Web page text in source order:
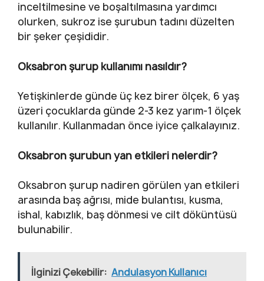
inceltilmesine ve boşaltılmasına yardımcı
olurken, sukroz ise şurubun tadını düzelten
bir şeker çeşididir.
Oksabron şurup kullanımı nasıldır?
Yetişkinlerde günde üç kez birer ölçek, 6 yaş
üzeri çocuklarda günde 2-3 kez yarım-1 ölçek
kullanılır. Kullanmadan önce iyice çalkalayınız.
Oksabron şurubun yan etkileri nelerdir?
Oksabron şurup nadiren görülen yan etkileri
arasında baş ağrısı, mide bulantısı, kusma,
ishal, kabızlık, baş dönmesi ve cilt döküntüsü
bulunabilir.
İlginizi Çekebilir: Andulasyon Kullanıcı